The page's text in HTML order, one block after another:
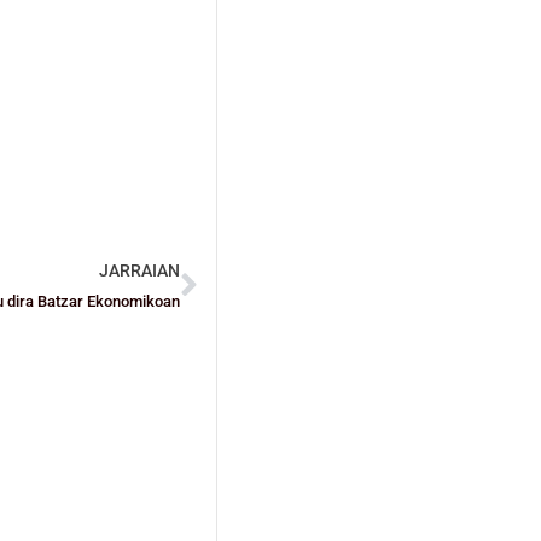
JARRAIAN
dira Batzar Ekonomikoan